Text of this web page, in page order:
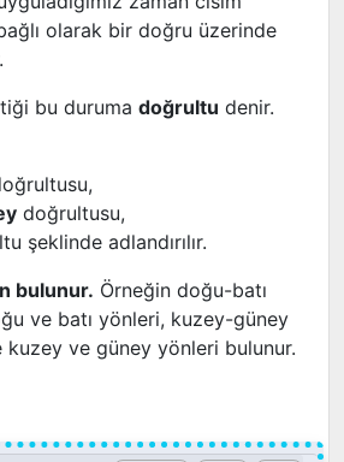
olarak bir doğru üzerinde
bu duruma doğrultu denir.
doğrultusu,
şeklinde adlandırılır.
bulunur. Örneğin doğu-batı
ve batı yönleri, kuzey-güney
ve güney yönleri bulunur.